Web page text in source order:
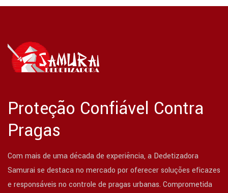
Proteção Confiável Contra
Pragas
Com mais de uma década de experiência, a Dedetizadora
Samurai se destaca no mercado por oferecer soluções eficazes
e responsáveis no controle de pragas urbanas. Comprometida